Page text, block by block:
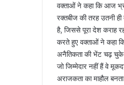
वक्ताओं ने कहा कि आज
रक्तबीज की तरह उतनी
है, जिससे पूरा देश कराह
करते हुए वक्ताओं ने कहा
अनैतिकता की भेंट चढ़ चुके
जो जिम्मेदार नहीं हैं वे
अराजकता का माहौल